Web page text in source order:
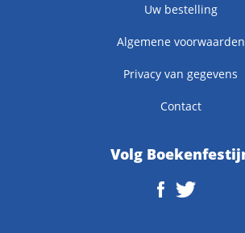
Uw bestelling
Algemene voorwaarden
Privacy van gegevens
Contact
Volg